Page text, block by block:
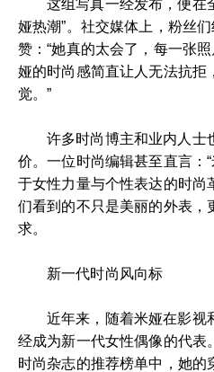
这组写真一经发布，便在
娅热潮”。社交媒体上，粉丝
赞：“她真的太会了，每一张
娅的时尚感简直让人无法抗拒
觉。”
许多时尚博主和业内人士
价。一位时尚编辑甚至直言：
于女性力量与个性表达的时尚
们看到的不只是美丽的外表，
求。
新一代时尚风向标
近年来，随着米娅在影视
经成为新一代女性偶像的代表
时尚杂志的推荐榜单中，她的